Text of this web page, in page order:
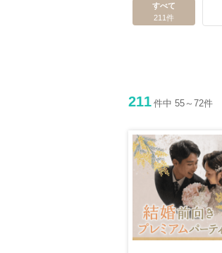
すべて
211件
211 件中 55～72件